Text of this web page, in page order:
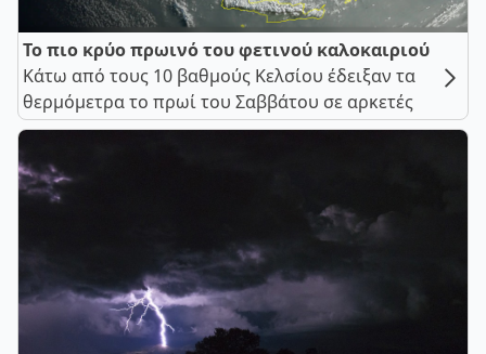
Το πιο κρύο πρωινό του φετινού καλοκαιριού
Κάτω από τους 10 βαθμούς Κελσίου έδειξαν τα
θερμόμετρα το πρωί του Σαββάτου σε αρκετές